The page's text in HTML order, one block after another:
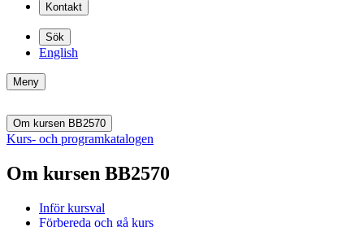
Kontakt
Sök
English
Meny
Om kursen BB2570
Kurs- och programkatalogen
Om kursen BB2570
Inför kursval
Förbereda och gå kurs